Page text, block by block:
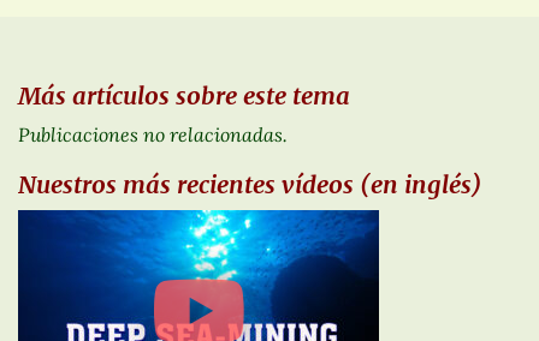
Más artículos sobre este tema
Publicaciones no relacionadas.
Nuestros más recientes vídeos (en inglés)